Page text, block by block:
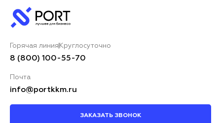
Горячая линия Круглосуточно
8 (800) 100-55-70
Почта
info@portkkm.ru
ЗАКАЗАТЬ ЗВОНОК